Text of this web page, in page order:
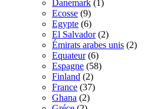
Danemark (1)
Ecosse (9)
Egypte (6)
El Salvador (2)
Émirats arabes unis (2)
Equateur (6)
Espagne (58)
Finland (2)
France (37)
Ghana (2)